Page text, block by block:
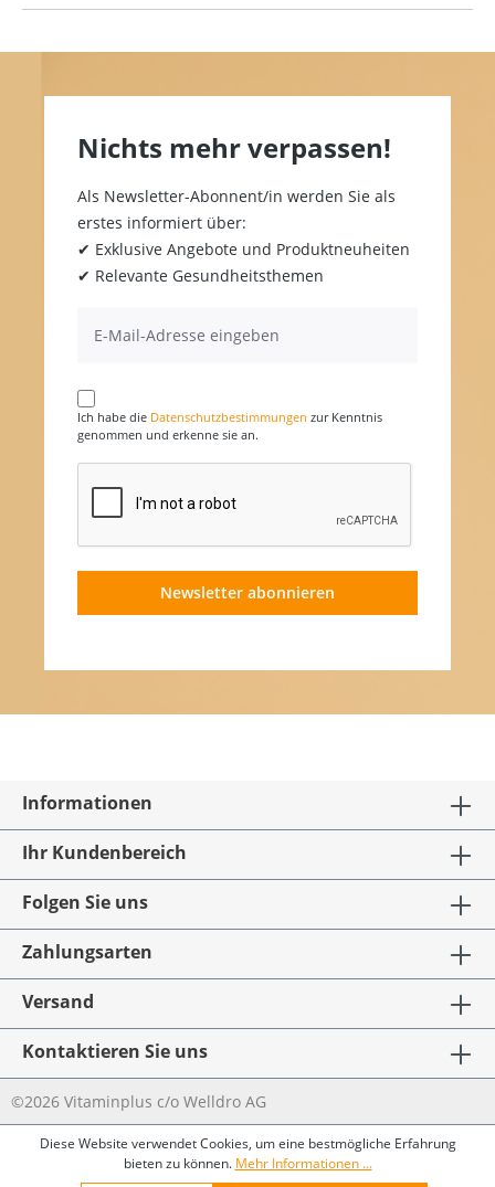
Nichts mehr verpassen!
Als Newsletter-Abonnent/in werden Sie als
erstes informiert über:
✔ Exklusive Angebote und Produktneuheiten
✔ Relevante Gesundheitsthemen
Ich habe die Datenschutzbestimmungen zur Kenntnis
genommen und erkenne sie an.
Newsletter abonnieren
Informationen
Ihr Kundenbereich
Folgen Sie uns
Zahlungsarten
Versand
Kontaktieren Sie uns
©2026 Vitaminplus c/o Welldro AG
Diese Website verwendet Cookies, um eine bestmögliche Erfahrung
bieten zu können. Mehr Informationen ...